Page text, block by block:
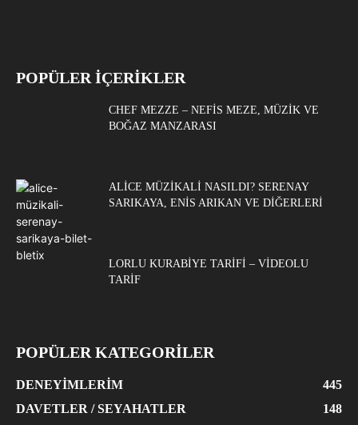
POPÜLER İÇERİKLER
CHEF MEZZE – NEFIS MEZE, MÜZIK VE
BOĞAZ MANZARASI
ALICE MÜZIKALI NASILDI? SERENAY
SARIKAYA, ENIS ARIKAN VE DIĞERLERI
LORLU KURABIYE TARIFI – VIDEOLU
TARIF
POPÜLER KATEGORİLER
DENEYIMLERIM
445
DAVETLER / SEYAHATLER
148